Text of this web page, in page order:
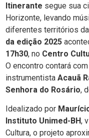
Itinerante segue sua
Horizonte, levando
diferentes territórios
da edição 2025
17h30, no Centro
O encontro contará
instrumentista Acauã
Senhora do Rosário,
Idealizado por
Instituto Unimed-BH,
Cultura, o projeto